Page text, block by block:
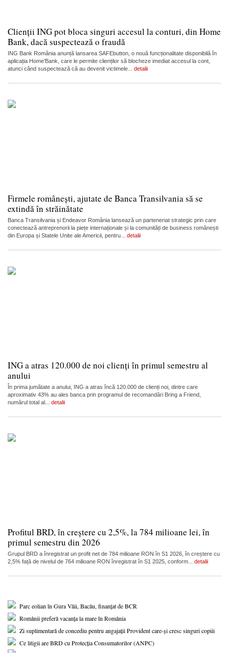
Clienții ING pot bloca singuri accesul la conturi, din Home
Bank, dacă suspectează o fraudă
ING Bank România anunță lansarea SAFEbutton, o nouă funcționalitate disponibilă în
aplicația Home'Bank, care le permite clienților să blocheze imediat accesul la cont,
atunci când suspectează că au devenit victimele... detalii
Firmele românești, ajutate de Banca Transilvania să se
extindă în străinătate
Banca Transilvania și Endeavor România lansează un parteneriat strategic prin care
conectează antreprenorii la piețe internaționale și la comunități de business românești
din Europa și Statele Unite ale Americii, pentru... detalii
ING a atras 120.000 de noi clienți în primul semestru al
anului
În prima jumătate a anului, ING a atras încă 120.000 de clienți noi, dintre care
aproximativ 43% au ales banca prin programul de recomandări Bring a Friend,
numărul total al... detalii
Profitul BRD, în creștere cu 2,5%, la 784 milioane lei, în
primul semestru din 2026
Grupul BRD a înregistrat un profit net de 784 milioane RON în S1 2026, în creștere cu
2,5% față de nivelul de 764 milioane RON înregistrat în S1 2025, conform... detalii
Parc eolian în Gura Văii, Bacău, finanțat de BCR
Românii preferă vacanța la mare în România
Zi suplimentară de concediu pentru angajații Provident care-și cresc singuri copiii
Ce litigii are BRD cu Protecția Consumatorilor (ANPC)